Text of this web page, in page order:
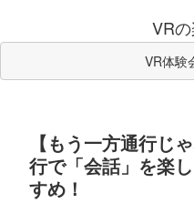
VR
VR体験
【もう一方通行じ
行で「会話」を楽
すめ！